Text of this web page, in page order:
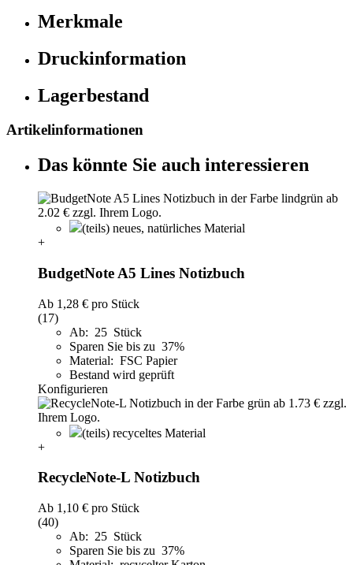
Merkmale
Druckinformation
Lagerbestand
Artikelinformationen
Das könnte Sie auch interessieren
(teils) neues, natürliches Material
+
BudgetNote A5 Lines Notizbuch
Ab 1,28 € pro Stück
(17)
Ab: 25 Stück
Sparen Sie bis zu 37%
Material: FSC Papier
Bestand wird geprüft
Konfigurieren
(teils) recyceltes Material
+
RecycleNote-L Notizbuch
Ab 1,10 € pro Stück
(40)
Ab: 25 Stück
Sparen Sie bis zu 37%